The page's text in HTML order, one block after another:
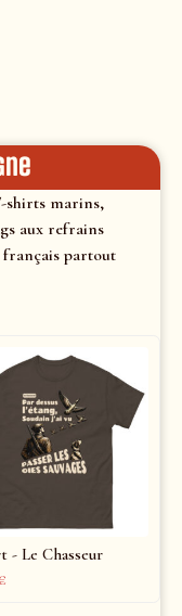
shirts marins,
aux refrains
français partout
- Le Chasseur